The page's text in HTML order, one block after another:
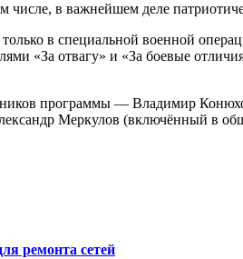
числе, в важнейшем деле
в специальной военной
«За отвагу» и «За боевые
программы — Владимир
Меркулов (включённый в
ремонта сетей